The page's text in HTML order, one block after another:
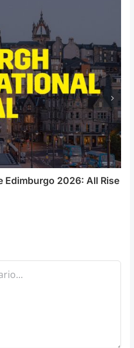
Edimburgo 2026: All Rise